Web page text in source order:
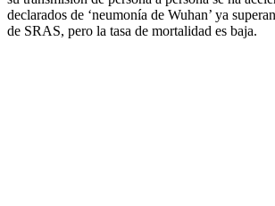
declarados de ‘neumonía de Wuhan’ ya
de SRAS, pero la tasa de mortalidad es baja.